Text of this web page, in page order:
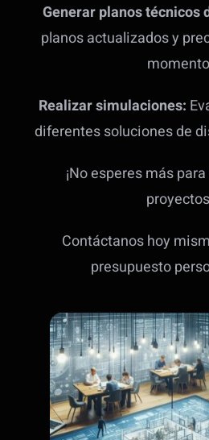
Generar planos técnicos
planos actualizados y
Realizar simulaciones:
diferentes soluciones de
¡No esperes más
Contáctanos hoy
presupuesto